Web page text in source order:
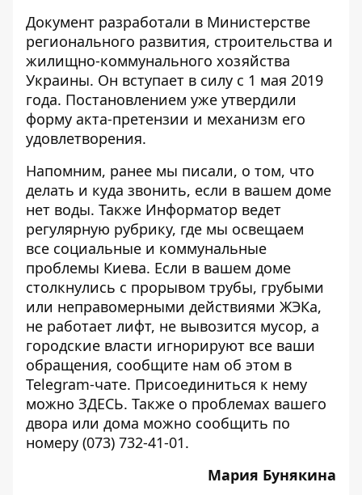
Документ разработали в Министерстве
регионального развития, строительства и
жилищно-коммунального хозяйства
Украины. Он вступает в силу с 1 мая 2019
года. Постановлением уже утвердили
форму акта-претензии и механизм его
удовлетворения.
Напомним, ранее мы писали, о том, что
делать и куда звонить, если в вашем доме
нет воды. Также Информатор ведет
регулярную рубрику, где мы освещаем
все социальные и коммунальные
проблемы Киева. Если в вашем доме
столкнулись с прорывом трубы, грубыми
или неправомерными действиями ЖЭКа,
не работает лифт, не вывозится мусор, а
городские власти игнорируют все ваши
обращения, сообщите нам об этом в
Telegram-чате. Присоединиться к нему
можно ЗДЕСЬ. Также о проблемах вашего
двора или дома можно сообщить по
номеру (073) 732-41-01.
Мария Бунякина